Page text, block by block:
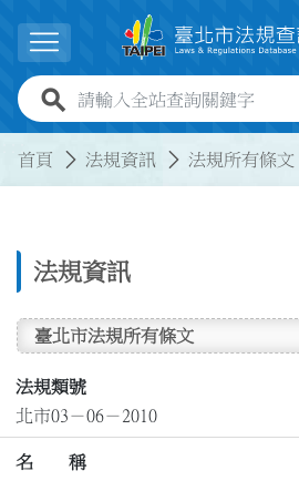
展開選單
全站查詢關鍵字欄位
首頁 法規資訊 法規所有條文
法規資訊
臺北市法規所有條文
法規類號
北市03－06－2010
名 稱